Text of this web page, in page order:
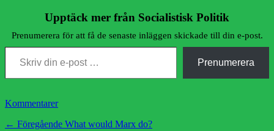
Upptäck mer från Socialistisk Politik
Prenumerera för att få de senaste inläggen skickade till din e-post.
Skriv din e-post …
Prenumerera
Kategorier
Kommentarer
Inläggsnavigering
← Föregående Föregående
What would Marx do?